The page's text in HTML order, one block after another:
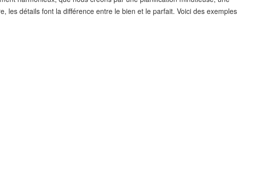
les détails font la différence entre le bien et le parfait. Voici des exemples